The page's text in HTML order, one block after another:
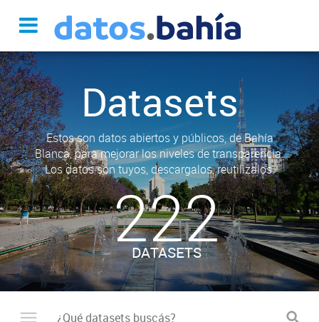
Datasets
Estos son datos abiertos y públicos, de Bahía
Blanca, para mejorar los niveles de transparencia.
Los datos son tuyos, descargalos, reutilizalos.
222
DATASETS